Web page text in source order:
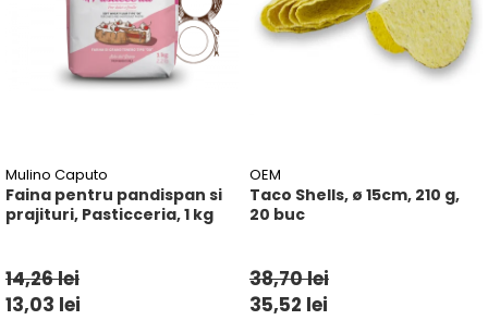
Mulino Caputo
Faina pentru pandispan si
prajituri, Pasticceria, 1 kg
14,26 lei
13,03 lei
OEM
Taco Shells, ø 15cm, 210 g,
20 buc
38,70 lei
35,52 lei